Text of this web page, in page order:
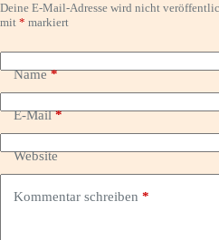
Deine E-Mail-Adresse wird nicht
mit * markiert
Name*
E-Mail*
Website
Kommentar schreiben *